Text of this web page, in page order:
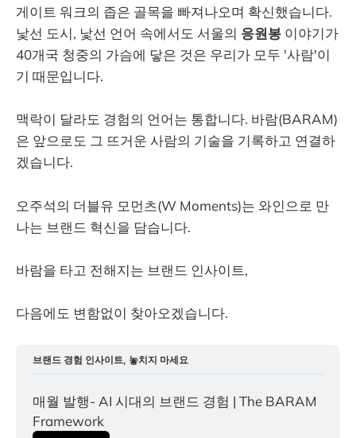
게이트 워크의 좁은 골목을 빠져나오며 확신했습니다.
낯선 도시, 낯선 언어 속에서도 서울의 응원봉 이야기가
40개국 청중의 가슴에 닿은 것은 우리가 모두 '사람'이
기 때문입니다.
맥락이 달라도 경험의 언어는 통합니다. 바람(BARAM)
은 앞으로도 그 뜨거운 사람의 기술을 기록하고 연결하
겠습니다.
오주석의 더블유 모먼츠(W Moments)는 와인으로 만
나는 브랜드 혁신을 담습니다.
바람을 타고 전해지는 브랜드 인사이트,
다음에도 변함없이 찾아오겠습니다.
브랜드 경험 인사이트, 놓치지 마세요
매월 발행- AI 시대의 브랜드 경험 | The BARAM
Framework